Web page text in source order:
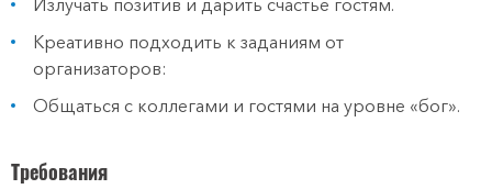
Излучать позитив и дарить счастье гостям.
Креативно подходить к заданиям от
организаторов:
Общаться с коллегами и гостями на уровне «бог».
Требования